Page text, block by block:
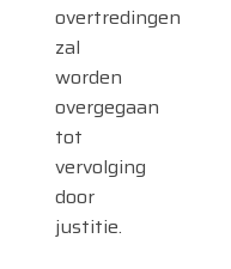
overtredingen
zal
worden
overgegaan
tot
vervolging
door
justitie.